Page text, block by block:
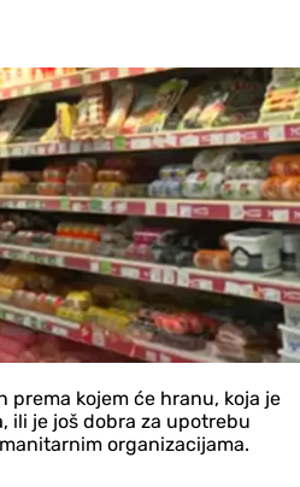
prema kojem će hranu, koja je
ili je još dobra za upotrebu
organizacijama.